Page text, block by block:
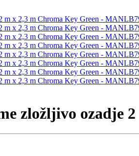
zložljivo ozadje